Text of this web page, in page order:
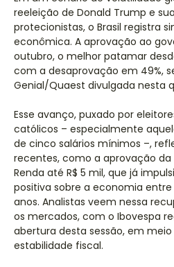
reeleição de Donald Trump e
protecionistas, o Brasil registra
econômica. A aprovação ao
outubro, o melhor patamar
com a desaprovação em 49%,
Genial/Quaest divulgada nesta
Esse avanço, puxado por
católicos – especialmente
de cinco salários mínimos –,
recentes, como a aprovação
Renda até R$ 5 mil, que já
positiva sobre a economia
anos. Analistas veem nessa
os mercados, com o Ibovespa
abertura desta sessão, em
estabilidade fiscal.